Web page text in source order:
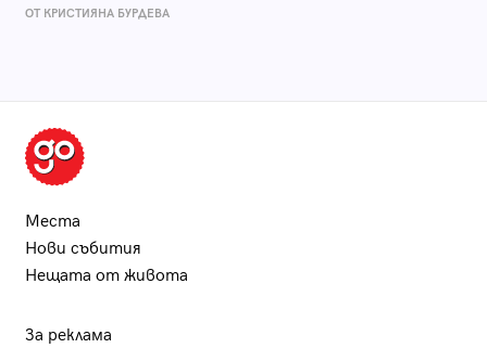
ОТ КРИСТИЯНА БУРДЕВА
Места
Нови събития
Нещата от живота
За реклама